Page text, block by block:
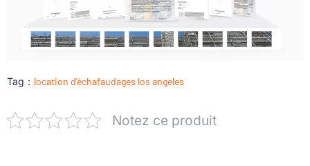
Tag： location d'échafaudages los angeles
Notez ce produit